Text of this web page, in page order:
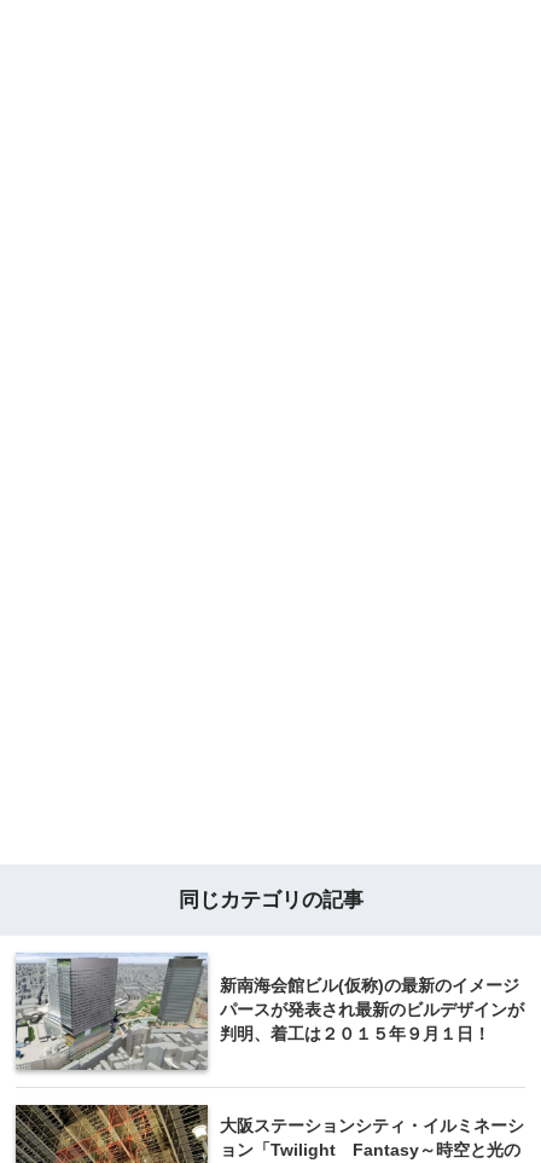
同じカテゴリの記事
新南海会館ビル(仮称)の最新のイメージ
パースが発表され最新のビルデザインが
判明、着工は２０１５年９月１日！
大阪ステーションシティ・イルミネーシ
ョン「Twilight Fantasy～時空と光の